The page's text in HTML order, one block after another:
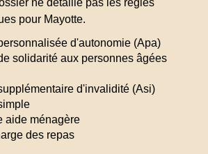
pour Mayotte.
d'autonomie (Apa)
solidarité aux personnes âgées
d'invalidité (Asi)
aide ménagère
des repas